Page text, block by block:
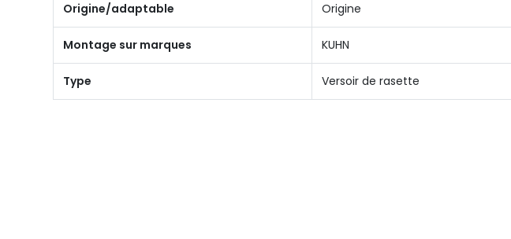
Origine/adaptable Origine
Montage sur marques KUHN
Type Versoir de rasette